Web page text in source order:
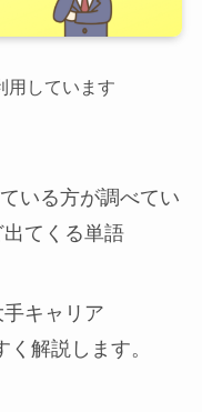
用しています
いる方が調べてい
てくる単語
キャリア
く解説します。